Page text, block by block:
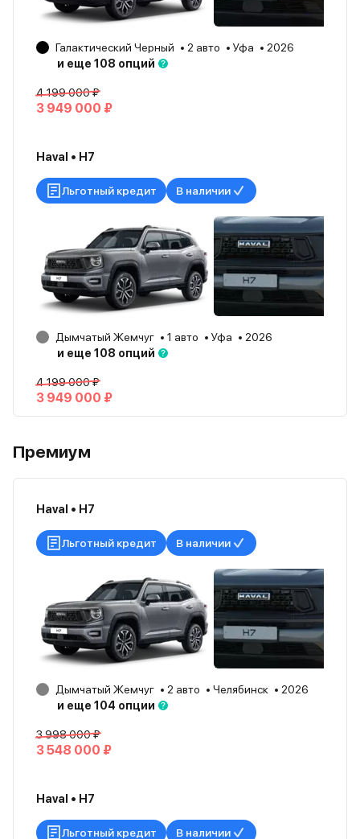
Галактический Черный 2 авто Уфа
2026
и еще 108 опций
4 199 000 ₽
3 949 000 ₽
Haval • H7
Льготный кредит В наличии
Дымчатый Жемчуг 1 авто Уфа
2026
и еще 108 опций
4 199 000 ₽
3 949 000 ₽
Премиум
Haval • H7
Льготный кредит В наличии
Дымчатый Жемчуг 2 авто Челябинск
2026
и еще 104 опции
3 998 000 ₽
3 548 000 ₽
Haval • H7
Льготный кредит В наличии